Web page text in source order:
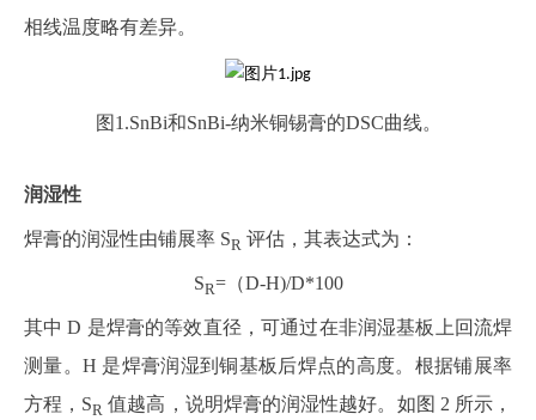
相线温度略有差异。
图1.SnBi和SnBi-纳米铜锡膏的DSC曲线。
润湿性
焊膏的润湿性由铺展率 SR 评估，其表达式为：
SR=（D-H)/D*100
其中 D 是焊膏的等效直径，可通过在非润湿基板上回流焊
测量。H 是焊膏润湿到铜基板后焊点的高度。根据铺展率
方程，SR 值越高，说明焊膏的润湿性越好。如图 2 所示，